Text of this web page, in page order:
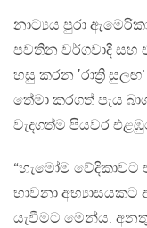
නාට්‍යය පුරා
පවතින වර්ගවාදී සහ
හසු කරන ‛රාත්‍රි
තේමා කරගත් පැය
වැදගත්ම පියවර
“හැමෝම
භාවනා
යැවීමට මෙන්ය.